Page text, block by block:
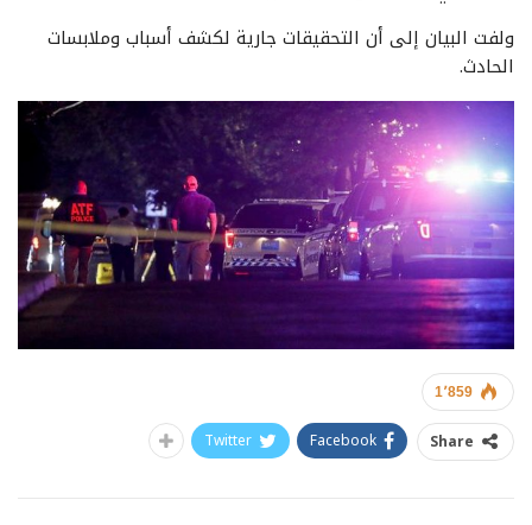
ولفت البيان إلى أن التحقيقات جارية لكشف أسباب وملابسات
الحادث.
1٬859
Share
Facebook
Twitter